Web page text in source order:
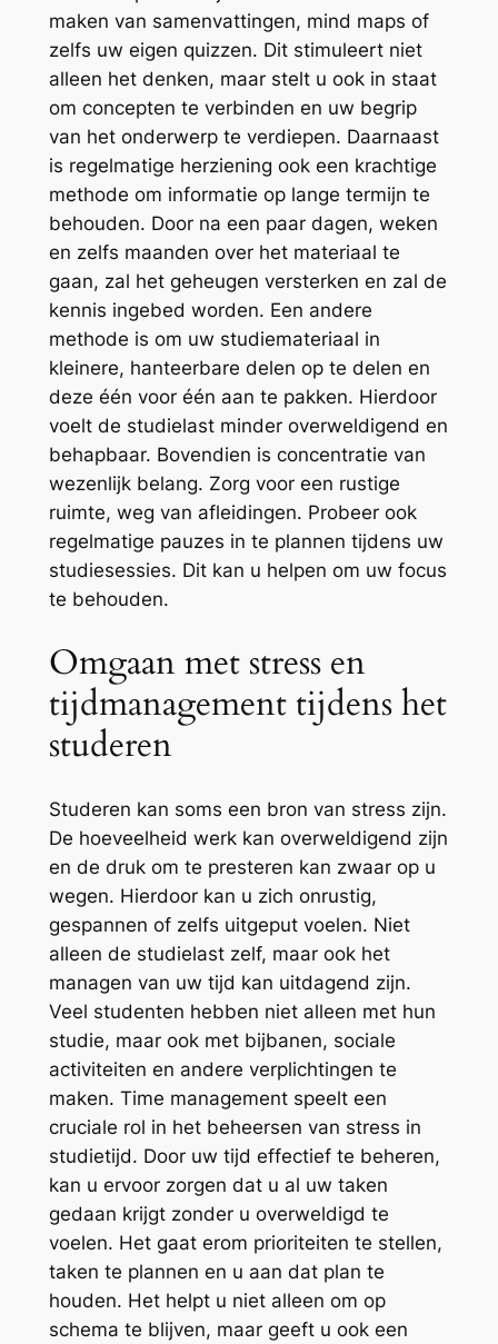
maken van samenvattingen, mind maps of
zelfs uw eigen quizzen. Dit stimuleert niet
alleen het denken, maar stelt u ook in staat
om concepten te verbinden en uw begrip
van het onderwerp te verdiepen. Daarnaast
is regelmatige herziening ook een krachtige
methode om informatie op lange termijn te
behouden. Door na een paar dagen, weken
en zelfs maanden over het materiaal te
gaan, zal het geheugen versterken en zal de
kennis ingebed worden. Een andere
methode is om uw studiemateriaal in
kleinere, hanteerbare delen op te delen en
deze één voor één aan te pakken. Hierdoor
voelt de studielast minder overweldigend en
behapbaar. Bovendien is concentratie van
wezenlijk belang. Zorg voor een rustige
ruimte, weg van afleidingen. Probeer ook
regelmatige pauzes in te plannen tijdens uw
studiesessies. Dit kan u helpen om uw focus
te behouden.
Omgaan met stress en
tijdmanagement tijdens het
studeren
Studeren kan soms een bron van stress zijn.
De hoeveelheid werk kan overweldigend zijn
en de druk om te presteren kan zwaar op u
wegen. Hierdoor kan u zich onrustig,
gespannen of zelfs uitgeput voelen. Niet
alleen de studielast zelf, maar ook het
managen van uw tijd kan uitdagend zijn.
Veel studenten hebben niet alleen met hun
studie, maar ook met bijbanen, sociale
activiteiten en andere verplichtingen te
maken. Time management speelt een
cruciale rol in het beheersen van stress in
studietijd. Door uw tijd effectief te beheren,
kan u ervoor zorgen dat u al uw taken
gedaan krijgt zonder u overweldigd te
voelen. Het gaat erom prioriteiten te stellen,
taken te plannen en u aan dat plan te
houden. Het helpt u niet alleen om op
schema te blijven, maar geeft u ook een